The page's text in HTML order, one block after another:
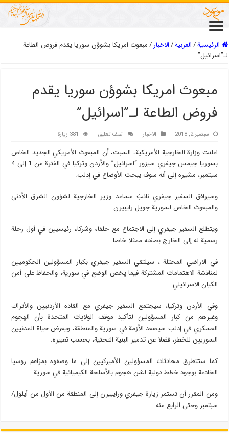
الرئيسية/العربیة/الاخبار/مبعوث امريكا بشوؤن سوريا يقدم فروض الطاعة
لـ”اسرائيل”
مبعوث امريكا بشوؤن سوريا يقدم
فروض الطاعة لـ”اسرائيل”
سبتمبر 2, 2018 الاخبار اضف تعليق 381 زيارة
اعلنت وزارة الخارجية الأمريكية، السبت، أن المبعوث الأمريكي الجديد الخاص
بسوريا جيمس جيفري سيزور “اسرائيل” والأردن وتركيا في الفترة من 1 إلى 4
سبتمبر، مشيرة إلى أنه سوف يبحث الأوضاع في إدلب.
وسيرافق السفير جيفري نائبُ مساعد وزير الخارجية لشؤون الشرق الأدنى
والمبعوث الخاص لسورية جويل رايبيرن.
ويتطلع السفير جيفري إلى الاجتماع مع حلفاء وشركاء رئيسيين في أول رحلة
رسمية له إلى الخارج بصفته ممثلا خاصا.
في الاراضي المحتلة ، سيلتقي السفير جيفري بكبار المسؤولين الحكوميين
لمناقشة الاهتمامات المشتركة فيما يخص الوضع في سورية، والحفاظ على أمن
الكيان الاسرائيلي .
وفي الأردن وتركيا، سيجتمع السفير جيفري مع القادة الأردنيين والأتراك
وغيرهم من كبار المسؤولين لتأكيد موقف الولايات المتحدة بأن الهجوم
العسكري في إدلب سيصعد الأزمة في سورية والمنطقة، ويعرض حياة المدنيين
السوريين للخطر، فضلا عن تدمير البنية التحتية، بحسب تعبيره.
كما ستتطرق محادثات المسؤولين الأميركيين إلى ما وصفوه بمزاعم روسيا
الخادعة بوجود خطط دولية لشن هجوم بالأسلحة الكيميائية في سورية.
ومن المقرر أن تستمر زيارة جيفري ورايبيرن إلى المنطقة من الأول من أيلول/
سبتمبر وحتى الرابع منه.